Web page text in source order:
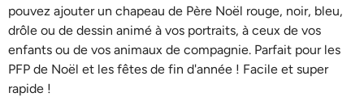
Générateur de câlins IA
Générateur de danse IA
Modèles d’IA pris en charge
Seedream 5.0 Pro Nano Banana Pro Seedream 4.5
Nano banane Flux Kontext
Rehausseur de photos
Extracteur d’objets
pouvez ajouter un chapeau de Père Noël rouge, noir, bleu,
drôle ou de dessin animé à vos portraits, à ceux de vos
enfants ou de vos animaux de compagnie. Parfait pour les
PFP de Noël et les fêtes de fin d'année ! Facile et super
rapide !